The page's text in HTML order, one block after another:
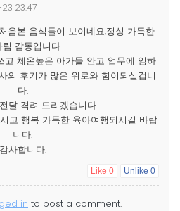
23:47
음본 음식들이 보이네요,정성 가득한
림 감동입니다
고 체온높은 아가들 안고 업무에 임하
의 후기가 많은 위로와 힘이되실겁니
다.
달 격려 드리겠습니다.
고 행복 가득한 육아여행되시길 바랍
니다.
감사합니다.
Like 0 Unlike 0
in to post a comment.